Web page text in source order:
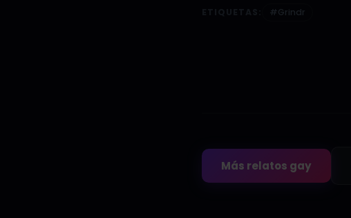
#Grindr
Más relatos gay